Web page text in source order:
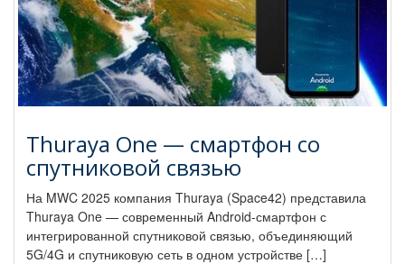
Thuraya One — смартфон со
спутниковой связью
На MWC 2025 компания Thuraya (Space42) представила
Thuraya One — современный Android-смартфон с
интегрированной спутниковой связью, объединяющий
5G/4G и спутниковую сеть в одном устройстве […]